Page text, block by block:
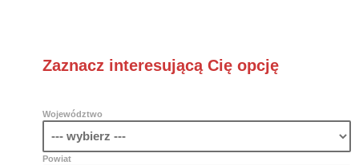
Zaznacz interesującą Cię opcję
Województwo
Powiat